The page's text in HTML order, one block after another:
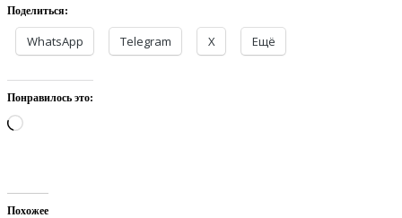
Поделиться:
WhatsApp Telegram X Ещё
Понравилось это:
Загрузка…
Похожее